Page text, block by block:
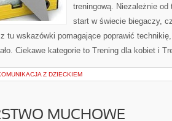
treningową. Niezależnie
start w świecie biegaczy,
tu wskazówki pomagające poprawić
Ciekawe kategorie to Trening dla kobiet i
Z DZIECKIEM
MUCHOWE